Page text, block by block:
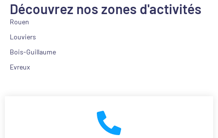
Découvrez nos zones d'activités
Rouen
Louviers
Bois-Guillaume
Evreux